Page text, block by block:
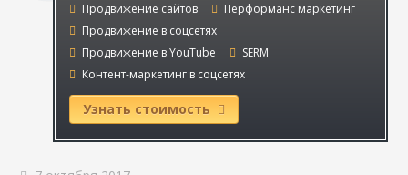
Продвижение сайтов
Перформанс маркетинг
Продвижение в соцсетях
Продвижение в YouTube
SERM
Контент-маркетинг в соцсетях
Узнать стоимость